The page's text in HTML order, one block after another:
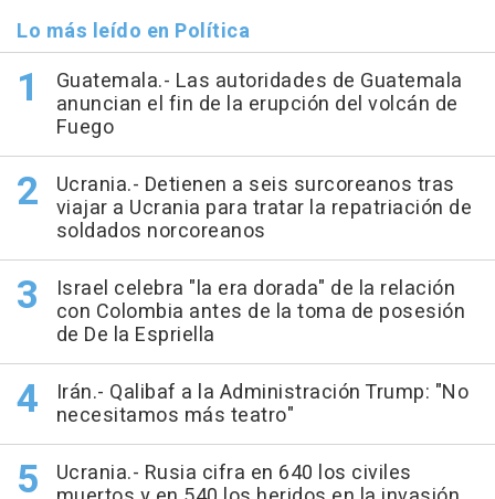
Lo más leído en Política
Guatemala.- Las autoridades de Guatemala
anuncian el fin de la erupción del volcán de
Fuego
Ucrania.- Detienen a seis surcoreanos tras
viajar a Ucrania para tratar la repatriación de
soldados norcoreanos
Israel celebra "la era dorada" de la relación
con Colombia antes de la toma de posesión
de De la Espriella
Irán.- Qalibaf a la Administración Trump: "No
necesitamos más teatro"
Ucrania.- Rusia cifra en 640 los civiles